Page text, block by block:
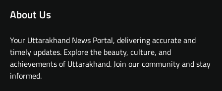
About Us
Your Uttarakhand News Portal, delivering accurate and
timely updates. Explore the beauty, culture, and
achievements of Uttarakhand. Join our community and stay
informed.